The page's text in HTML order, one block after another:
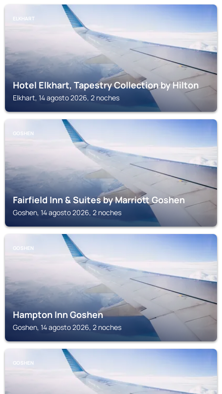
ELKHART
Hotel Elkhart, Tapestry Collection by Hilton
Elkhart, 14 agosto 2026, 2 noches
GOSHEN
Fairfield Inn & Suites by Marriott Goshen
Goshen, 14 agosto 2026, 2 noches
GOSHEN
Hampton Inn Goshen
Goshen, 14 agosto 2026, 2 noches
GOSHEN